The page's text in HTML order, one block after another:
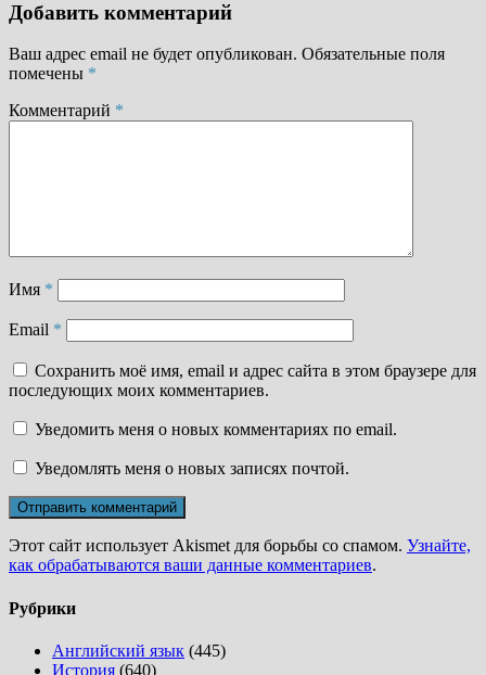
Добавить комментарий
Ваш адрес email не будет опубликован. Обязательные поля
помечены *
Комментарий *
Имя *
Email *
Сохранить моё имя, email и адрес сайта в этом браузере для
последующих моих комментариев.
Уведомить меня о новых комментариях по email.
Уведомлять меня о новых записях почтой.
Этот сайт использует Akismet для борьбы со спамом. Узнайте,
как обрабатываются ваши данные комментариев.
Рубрики
Английский язык (445)
История (640)